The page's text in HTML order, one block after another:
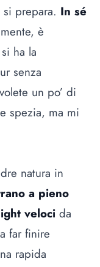
prepara. In sé
è
ha la
senza
un po’ di
spezia, ma mi
natura in
a pieno
veloci da
far finire
rapida